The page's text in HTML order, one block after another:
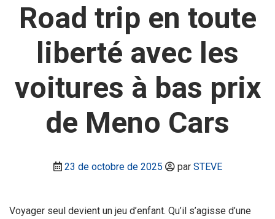
Road trip en toute
liberté avec les
voitures à bas prix
de Meno Cars
23 de octobre de 2025 par STEVE
Voyager seul devient un jeu d’enfant. Qu’il s’agisse d’une